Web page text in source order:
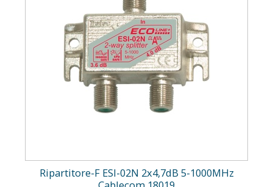
Ripartitore-F ESI-02N 2x4,7dB 5-1000MHz